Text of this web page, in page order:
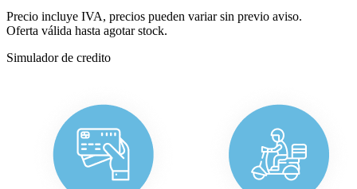
Precio incluye IVA, precios pueden variar sin previo aviso.
Oferta válida hasta agotar stock.
Simulador de credito